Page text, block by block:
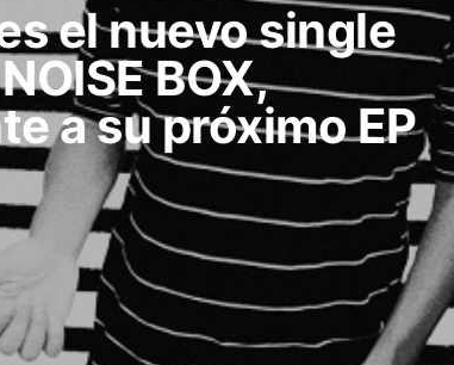
el nuevo single
BOX,
a su próximo EP